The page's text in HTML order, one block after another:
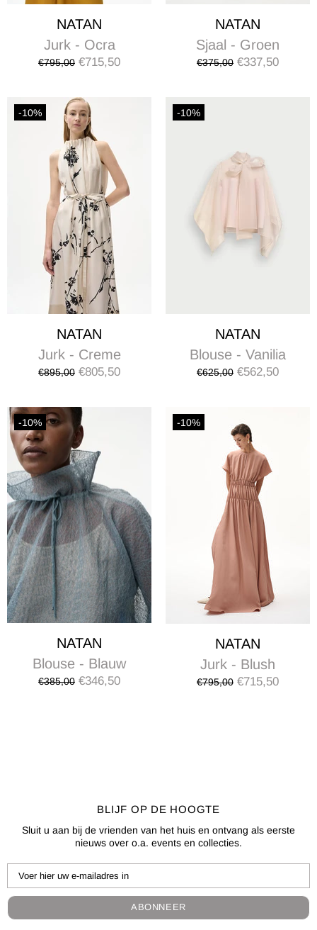
NATAN
Jurk - Ocra
€795,00 €715,50
NATAN
Sjaal - Groen
€375,00 €337,50
-10%
NATAN
Jurk - Creme
€895,00 €805,50
-10%
NATAN
Blouse - Vanilia
€625,00 €562,50
-10%
NATAN
Blouse - Blauw
€385,00 €346,50
-10%
NATAN
Jurk - Blush
€795,00 €715,50
BLIJF OP DE HOOGTE
Sluit u aan bij de vrienden van het huis en ontvang als eerste
nieuws over o.a. events en collecties.